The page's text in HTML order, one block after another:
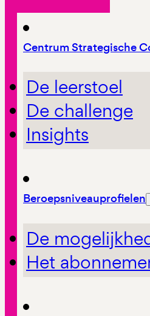
Centrum Strategische
De leerstoel
De challenge
Insights
Beroepsniveauprofielen
De
Het